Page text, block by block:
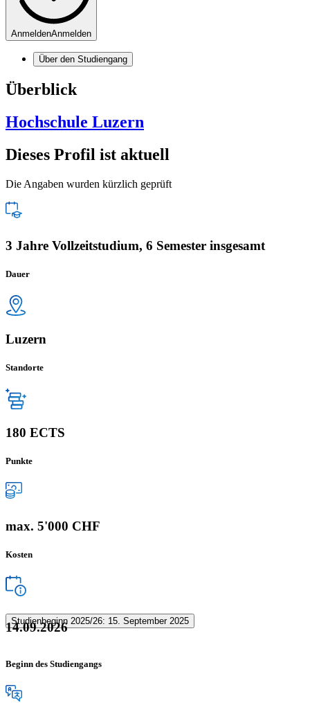
AnmeldenAnmelden
Über den Studiengang
Überblick
Hochschule Luzern
Dieses Profil ist aktuell
Die Angaben wurden kürzlich geprüft
3 Jahre Vollzeitstudium, 6 Semester insgesamt
Dauer
Luzern
Standorte
180 ECTS
Punkte
max. 5'000 CHF
Kosten
Studienbeginn 2025/26: 15. September 2025
14.09.2026
Beginn des Studiengangs